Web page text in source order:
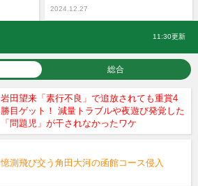
2024.12.27
11:30更新
総合
岩田望来「素行不良」で追放されても重賞4
勝目ゲット！ 減量トラブルや夜遊び発覚した
「問題児」が干されなかったワケ
憶測飛び交う角田大河の函館コース侵入